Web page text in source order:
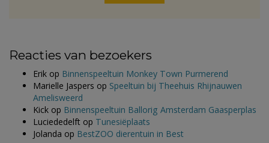
Reacties van bezoekers
Erik op Binnenspeeltuin Monkey Town Purmerend
Marielle Jaspers op Speeltuin bij Theehuis Rhijnauwen
Amelisweerd
Kick op Binnenspeeltuin Ballorig Amsterdam Gaasperplas
Luciededelft op Tunesiëplaats
Jolanda op BestZOO dierentuin in Best